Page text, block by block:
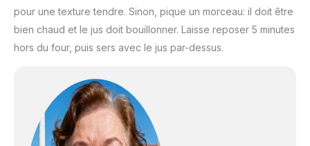
pour une texture tendre. Sinon, pique un morceau: il doit être
bien chaud et le jus doit bouillonner. Laisse reposer 5 minutes
hors du four, puis sers avec le jus par-dessus.